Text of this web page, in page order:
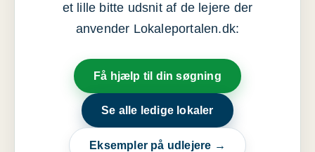
et lille bitte udsnit af de lejere der
anvender Lokaleportalen.dk:
Få hjælp til din søgning
Se alle ledige lokaler
Eksempler på udlejere →